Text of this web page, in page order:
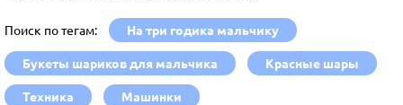
Поиск по тегам: На три годика мальчику
Букеты шариков для мальчика Красные шары
Техника Машинки